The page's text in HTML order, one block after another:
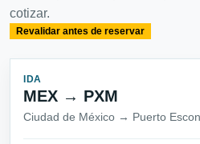
cotizar.
Revalidar antes de reservar
IDA
MEX → PXM
Ciudad de México → Puerto